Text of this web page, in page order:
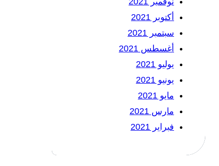
أكتوبر 2021
سبتمبر 2021
أغسطس 2021
يوليو 2021
يونيو 2021
مايو 2021
مارس 2021
فبراير 2021